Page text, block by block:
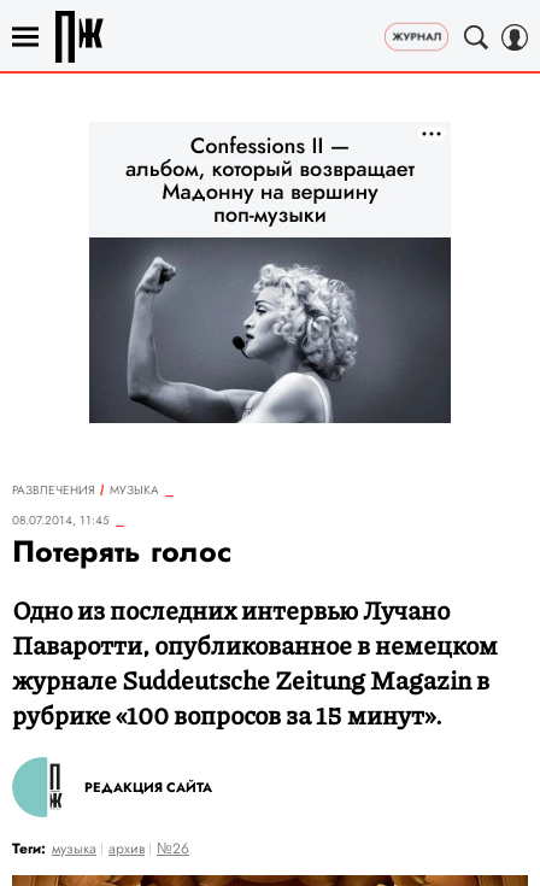
РАЗВЛЕЧЕНИЯ
MУЗЫКА
08.07.2014, 11:45
Потерять голос
Одно из последних интервью Лучано
Паваротти, опубликованное в немецком
журнале Suddeutsche Zeitung Magazin в
рубрике «100 вопросов за 15 минут».
РЕДАКЦИЯ САЙТА
Теги: музыка архив №26